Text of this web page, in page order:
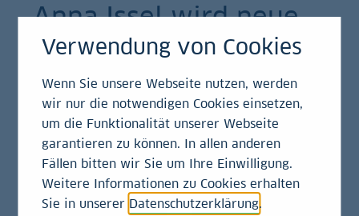
Anna Issel wird neue
Compliance-Chefin der
LBBW
Pressemitteilung | Personalie
Zum 1. April 2024 übernimmt Anna Issel (46) die
Verwendung von Cookies
Wenn Sie unsere Webseite nutzen, werden
wir nur die notwendigen Cookies einsetzen,
um die Funktionalität unserer Webseite
garantieren zu können. In allen anderen
Fällen bitten wir Sie um Ihre Einwilligung.
Weitere Informationen zu Cookies erhalten
Sie in unserer Datenschutzerklärung